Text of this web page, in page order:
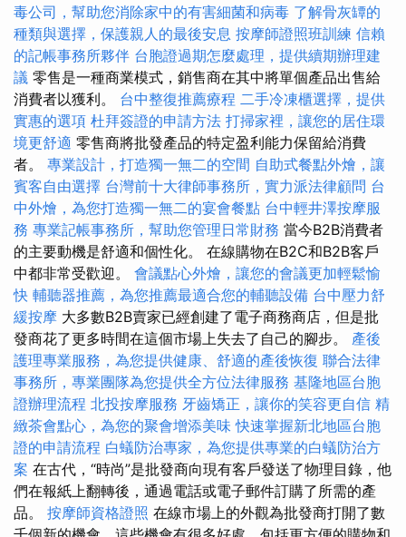
毒公司，幫助您消除家中的有害細菌和病毒 了解骨灰罈的
種類與選擇，保護親人的最後安息 按摩師證照班訓練 信賴
的記帳事務所夥伴 台胞證過期怎麼處理，提供續期辦理建
議 零售是一種商業模式，銷售商在其中將單個產品出售給
消費者以獲利。 台中整復推薦療程 二手冷凍櫃選擇，提供
實惠的選項 杜拜簽證的申請方法 打掃家裡，讓您的居住環
境更舒適 零售商將批發產品的特定盈利能力保留給消費
者。 專業設計，打造獨一無二的空間 自助式餐點外燴，讓
賓客自由選擇 台灣前十大律師事務所，實力派法律顧問 台
中外燴，為您打造獨一無二的宴會餐點 台中輕井澤按摩服
務 專業記帳事務所，幫助您管理日常財務 當今B2B消費者
的主要動機是舒適和個性化。 在線購物在B2C和B2B客戶
中都非常受歡迎。 會議點心外燴，讓您的會議更加輕鬆愉
快 輔聽器推薦，為您推薦最適合您的輔聽設備 台中壓力舒
緩按摩 大多數B2B賣家已經創建了電子商務商店，但是批
發商花了更多時間在這個市場上失去了自己的腳步。 產後
護理專業服務，為您提供健康、舒適的產後恢復 聯合法律
事務所，專業團隊為您提供全方位法律服務 基隆地區台胞
證辦理流程 北投按摩服務 牙齒矯正，讓你的笑容更自信 精
緻茶會點心，為您的聚會增添美味 快速掌握新北地區台胞
證的申請流程 白蟻防治專家，為您提供專業的白蟻防治方
案 在古代，“時尚”是批發商向現有客戶發送了物理目錄，他
們在報紙上翻轉後，通過電話或電子郵件訂購了所需的產
品。 按摩師資格證照 在線市場上的外觀為批發商打開了數